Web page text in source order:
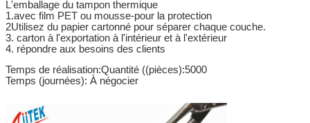
L'emballage du tampon thermique
1.avec film PET ou mousse-pour la protection
2Utilisez du papier cartonné pour séparer chaque couche.
3. carton à l'exportation à l'intérieur et à l'extérieur
4. répondre aux besoins des clients
Temps de réalisation:Quantité ((pièces):5000
Temps (journées): À négocier